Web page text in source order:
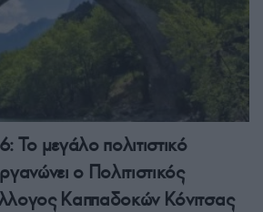
Το μεγάλο πολιτιστικό
ο Πολιτιστικός
Καππαδοκών Κόνιτσας